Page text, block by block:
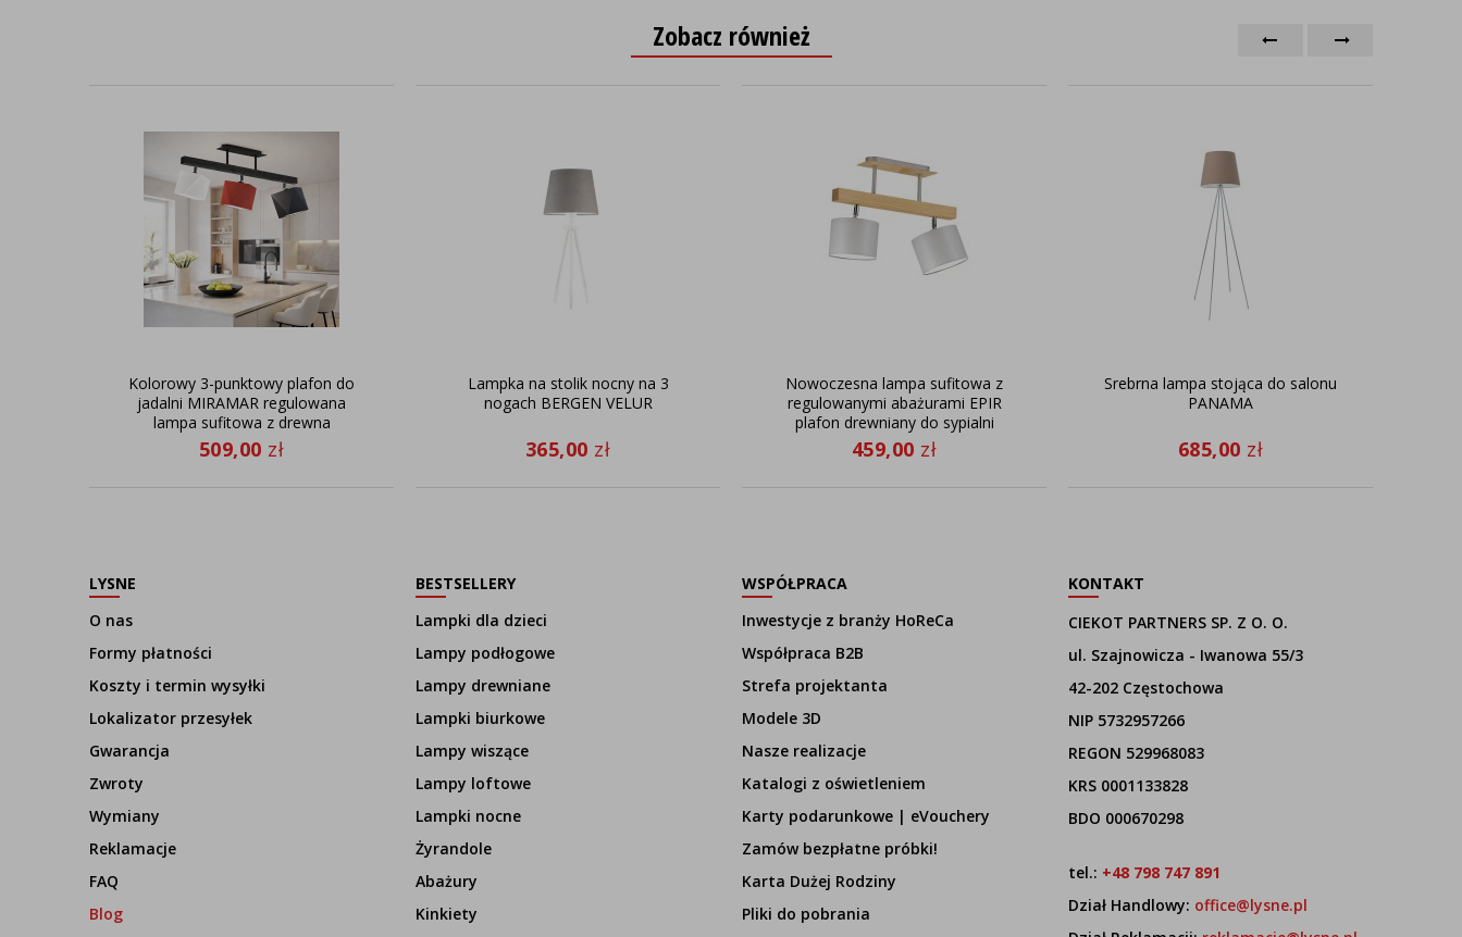
Zobacz również
Kolorowy 3-punktowy plafon do
jadalni MIRAMAR regulowana
lampa sufitowa z drewna
509,00 zł
Lampka na stolik nocny na 3
nogach BERGEN VELUR
365,00 zł
Nowoczesna lampa sufitowa z
regulowanymi abażurami EPIR
plafon drewniany do sypialni
459,00 zł
Srebrna lampa stojąca do salonu
PANAMA
685,00 zł
LYSNE
O nas
Formy płatności
Koszty i termin wysyłki
Lokalizator przesyłek
Gwarancja
Zwroty
Wymiany
Reklamacje
FAQ
Blog
BESTSELLERY
Lampki dla dzieci
Lampy podłogowe
Lampy drewniane
Lampki biurkowe
Lampy wiszące
Lampy loftowe
Lampki nocne
Żyrandole
Abażury
Kinkiety
WSPÓŁPRACA
Inwestycje z branży HoReCa
Współpraca B2B
Strefa projektanta
Modele 3D
Nasze realizacje
Katalogi z oświetleniem
Karty podarunkowe | eVouchery
Zamów bezpłatne próbki!
Karta Dużej Rodziny
Pliki do pobrania
KONTAKT
CIEKOT PARTNERS SP. Z O. O.
ul. Szajnowicza - Iwanowa 55/3
42-202 Częstochowa
NIP 5732957266
REGON 529968083
KRS 0001133828
BDO 000670298
tel.: +48 798 747 891
Dział Handlowy: office@lysne.pl